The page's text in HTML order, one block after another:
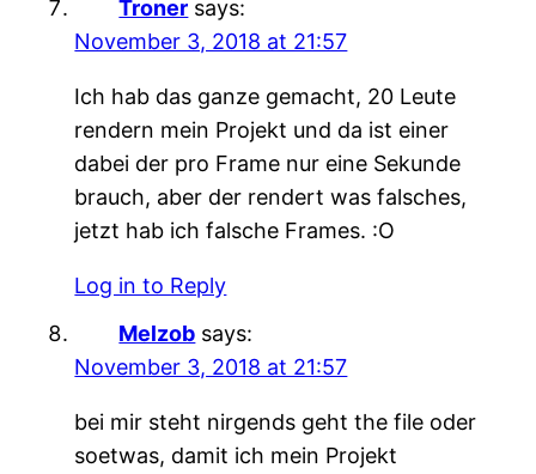
Troner says:
November 3, 2018 at 21:57
Ich hab das ganze gemacht, 20 Leute
rendern mein Projekt und da ist einer
dabei der pro Frame nur eine Sekunde
brauch, aber der rendert was falsches,
jetzt hab ich falsche Frames. :O
Log in to Reply
Melzob says:
November 3, 2018 at 21:57
bei mir steht nirgends geht the file oder
soetwas, damit ich mein Projekt